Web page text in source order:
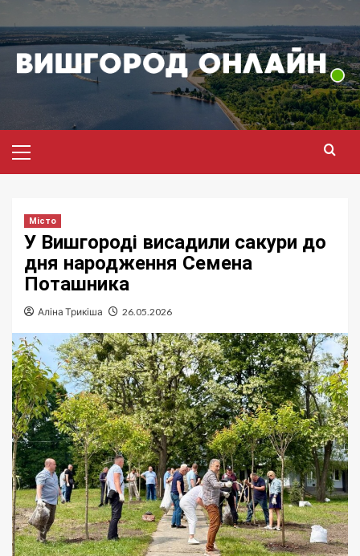
до
вмісту
меню
Місто
У Вишгороді висадили сакури до
дня народження Семена
Поташника
Аліна Трикіша 26.05.2026